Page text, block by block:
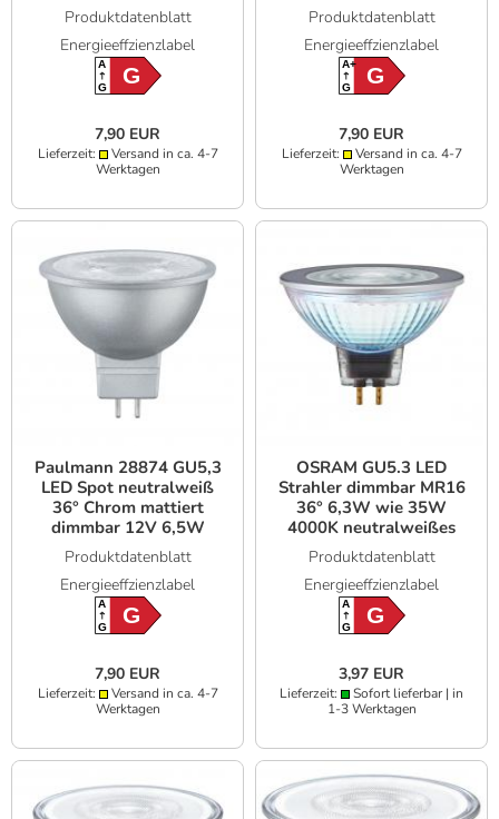
Produktdatenblatt
Energieeffzienzlabel
A
GG
7,90 EUR
Lieferzeit:
Versand in ca. 4-7
Werktagen
Produktdatenblatt
Energieeffzienzlabel
A+
GG
7,90 EUR
Lieferzeit:
Versand in ca. 4-7
Werktagen
Paulmann 28874 GU5,3
LED Spot neutralweiß
36° Chrom mattiert
dimmbar 12V 6,5W
Produktdatenblatt
Energieeffzienzlabel
A
GG
7,90 EUR
Lieferzeit:
Versand in ca. 4-7
Werktagen
OSRAM GU5.3 LED
Strahler dimmbar MR16
36° 6,3W wie 35W
4000K neutralweißes
Licht - hohe
Farbwiedergabe 97Ra
Produktdatenblatt
Energieeffzienzlabel
A
GG
3,97 EUR
Lieferzeit:
Sofort lieferbar | in
1-3 Werktagen